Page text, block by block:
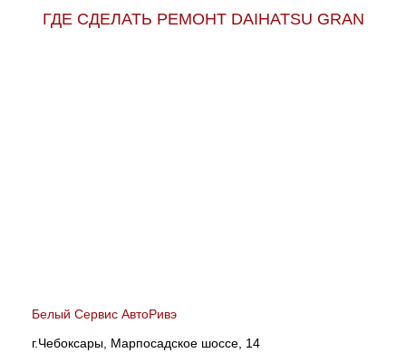
ГДЕ СДЕЛАТЬ РЕМОНТ DAIHATSU GRAN
Белый Сервис АвтоРивэ
г.Чебоксары, Марпосадское шоссе, 14